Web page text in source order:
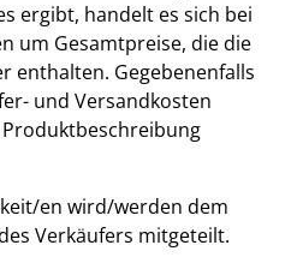
ergibt, handelt es sich bei
um Gesamtpreise, die die
enthalten. Gegebenenfalls
und Versandkosten
en wird/werden dem
Verkäufers mitgeteilt.